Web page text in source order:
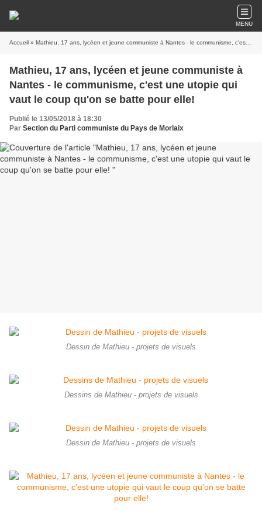
MENU
Accueil » Mathieu, 17 ans, lycéen et jeune communiste à Nantes - le communisme, c'est une utopie qui vaut le coup qu'on se batte pour elle!
Mathieu, 17 ans, lycéen et jeune communiste à
Nantes - le communisme, c'est une utopie qui
vaut le coup qu'on se batte pour elle!
Publié le 13/05/2018 à 18:30
Par Section du Parti communiste du Pays de Morlaix
Dessin de Mathieu - projets de visuels
Dessins de Mathieu - projets de visuels
Dessin de Mathieu - projets de visuels